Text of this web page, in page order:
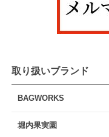
取り扱いブランド
BAGWORKS
堀内果実園